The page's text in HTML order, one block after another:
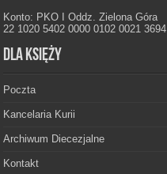
Konto: PKO I Oddz. Zielona Góra
22 1020 5402 0000 0102 0021 3694
Dla księży
Poczta
Kancelaria Kurii
Archiwum Diecezjalne
Kontakt